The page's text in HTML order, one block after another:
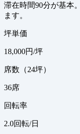
滞在時間90分が基本
ます。
坪単価
18,000円/坪
席数（24坪）
36席
回転率
2.0回転/日